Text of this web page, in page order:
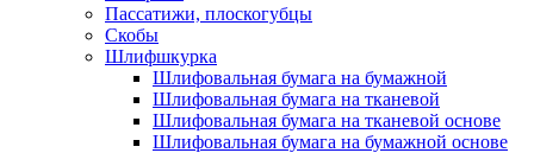
Пассатижи, плоскогубцы
Скобы
Шлифшкурка
Шлифовальная бумага на бумажной
Шлифовальная бумага на тканевой
Шлифовальная бумага на тканевой основе
Шлифовальная бумага на бумажной основе